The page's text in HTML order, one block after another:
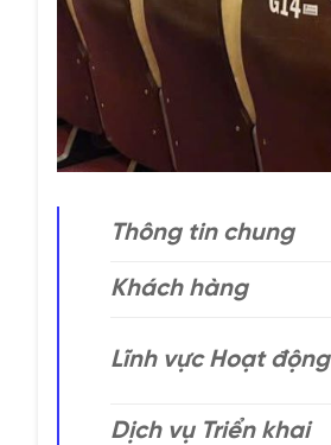
Thông tin chung
Khách hàng
Lĩnh vực Hoạt động
Dịch vụ Triển khai